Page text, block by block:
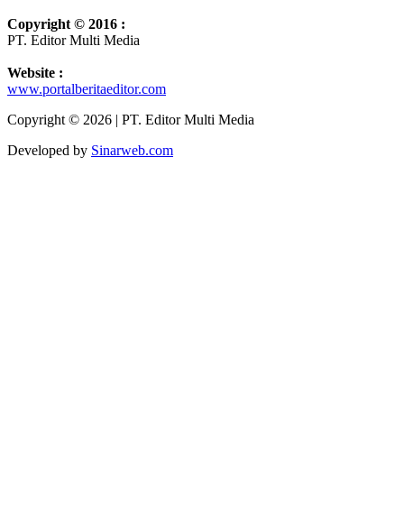
Copyright © 2016 :
PT. Editor Multi Media
Website :
www.portalberitaeditor.com
Copyright © 2026 | PT. Editor Multi Media
Developed by Sinarweb.com